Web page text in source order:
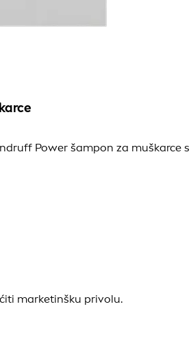
Power šampon za muškarce
marketinšku privolu.